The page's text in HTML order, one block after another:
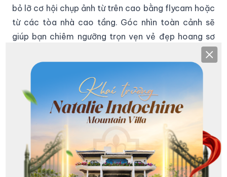
bỏ lỡ cơ hội chụp ảnh từ trên cao bằng flycam hoặc
từ các tòa nhà cao tầng. Góc nhìn toàn cảnh sẽ
giúp bạn chiêm ngưỡng trọn vẹn vẻ đẹp hoang sơ
mà tráng lệ của bãi biển. Ngoài ra, những bức ảnh
với bờ cát trắng và nước biển xanh – góc chụp kinh
điển – cũng đủ sức làm say đắm bất kỳ ai. Đừng
quên, bình minh và hoàng hôn chính là thời điểm lý
tưởng để bạn đến Mỹ Khê và tạo nên những bức ảnh
đẹp như mơ.